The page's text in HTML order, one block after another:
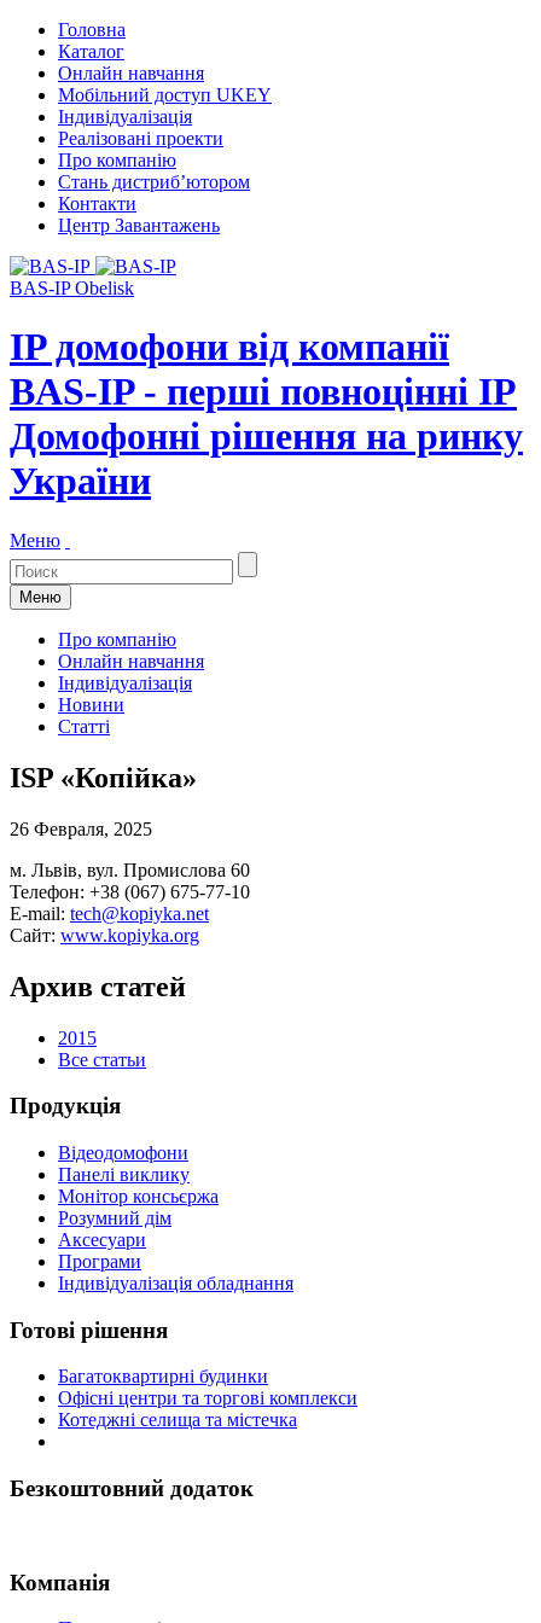
Головна
Каталог
Онлайн навчання
Мобільний доступ UKEY
Індивідуалізація
Реалізовані проекти
Про компанію
Стань дистриб’ютором
Контакти
Центр Завантажень
BAS-IP Obelisk
IP домофони від компанії
BAS-IP - перші повноцінні IP
Домофонні рішення на ринку
України
Меню
Меню
Про компанію
Онлайн навчання
Індивідуалізація
Новини
Статті
ISP «Копійка»
26 Февраля, 2025
м. Львів, вул. Промислова 60
Телефон: +38 (067) 675-77-10
E-mail: tech@kopiyka.net
Сайт: www.kopiyka.org
Архив статей
2015
Все статьи
Продукція
Відеодомофони
Панелі виклику
Монітор консьєржа
Розумний дім
Аксесуари
Програми
Індивідуалізація обладнання
Готові рішення
Багатоквартирні будинки
Офісні центри та торгові комплекси
Котеджні селища та містечка
Безкоштовний додаток
Компанія